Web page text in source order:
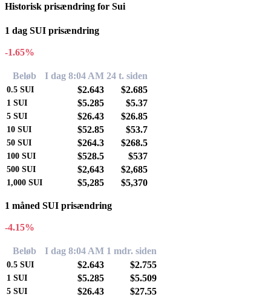
Historisk prisændring for Sui
1 dag SUI prisændring
-1.65%
Beløb I dag 8:04 AM 24 t. siden
0.5 SUI $2.643 $2.685
1 SUI $5.285 $5.37
5 SUI $26.43 $26.85
10 SUI $52.85 $53.7
50 SUI $264.3 $268.5
100 SUI $528.5 $537
500 SUI $2,643 $2,685
1,000 SUI $5,285 $5,370
1 måned SUI prisændring
-4.15%
Beløb I dag 8:04 AM 1 mdr. siden
0.5 SUI $2.643 $2.755
1 SUI $5.285 $5.509
5 SUI $26.43 $27.55